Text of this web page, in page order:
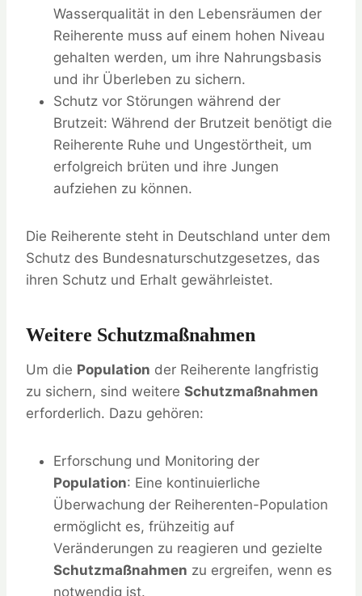
Wasserqualität in den Lebensräumen der
Reiherente muss auf einem hohen Niveau
gehalten werden, um ihre Nahrungsbasis
und ihr Überleben zu sichern.
Schutz vor Störungen während der
Brutzeit: Während der Brutzeit benötigt die
Reiherente Ruhe und Ungestörtheit, um
erfolgreich brüten und ihre Jungen
aufziehen zu können.
Die Reiherente steht in Deutschland unter dem
Schutz des Bundesnaturschutzgesetzes, das
ihren Schutz und Erhalt gewährleistet.
Weitere Schutzmaßnahmen
Um die Population der Reiherente langfristig
zu sichern, sind weitere Schutzmaßnahmen
erforderlich. Dazu gehören:
Erforschung und Monitoring der
Population: Eine kontinuierliche
Überwachung der Reiherenten-Population
ermöglicht es, frühzeitig auf
Veränderungen zu reagieren und gezielte
Schutzmaßnahmen zu ergreifen, wenn es
notwendig ist.